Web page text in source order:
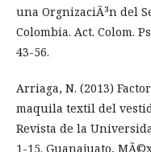
una OrgnizaciÃ³n del
Colombia. Act. Colom.
43-56.
Arriaga, N. (2013)
maquila textil del
Revista de la
1-15. Guanajuato,